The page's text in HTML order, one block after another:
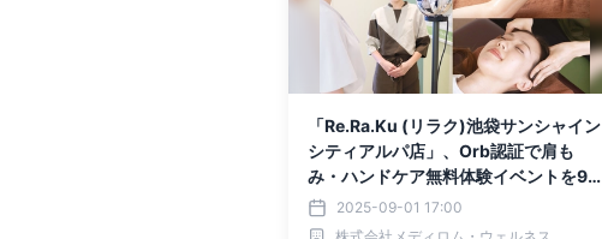
「Re.Ra.Ku (リラク)池袋サンシャイン
シティアルパ店」、Orb認証で肩も
み・ハンドケア無料体験イベントを9
月4日に開催
2025-09-01 17:00